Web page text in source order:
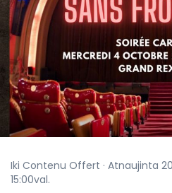
Iki Contenu Offert · Atnaujinta
15:00val.